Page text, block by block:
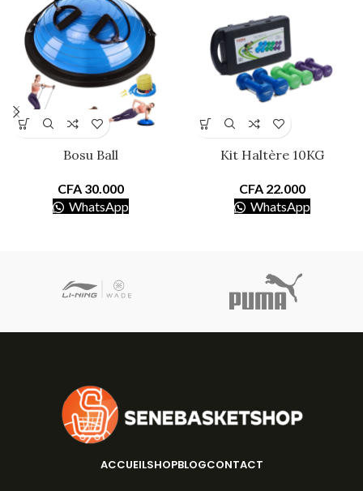
Bosu Ball
CFA 30.000
WhatsApp
Kit Haltère 10KG
CFA 22.000
WhatsApp
ACCUEILSHOPBLOGCONTACT